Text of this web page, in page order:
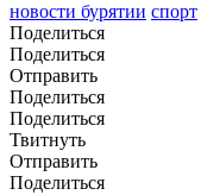
новости бурятии спорт
Поделиться
Поделиться
Отправить
Поделиться
Поделиться
Твитнуть
Отправить
Поделиться